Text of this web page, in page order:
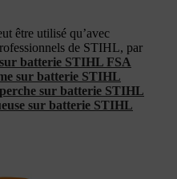
être utilisé qu’avec
de STIHL, par
batterie STIHL FSA
sur batterie STIHL
sur batterie STIHL
sur batterie STIHL